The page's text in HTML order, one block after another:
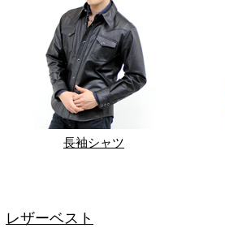
長袖シャツ
レザーベスト